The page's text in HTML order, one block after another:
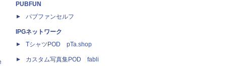
PUBFUN
パブファンセルフ
IPGネットワーク
TシャツPOD pTa.shop
カスタム写真集POD fabli